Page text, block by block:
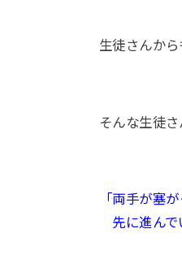
生徒さんか
そんな生徒
「両手が塞
先に進んで